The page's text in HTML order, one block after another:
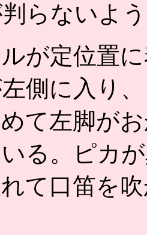
らないよ
が定位置
側に入り
て左脚が
る。ピカ
て口笛を